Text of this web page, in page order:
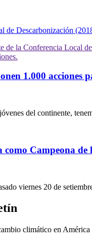
de Descarbonización
1.000 acciones
del continente,
Campeona de
viernes 20 de
climático en